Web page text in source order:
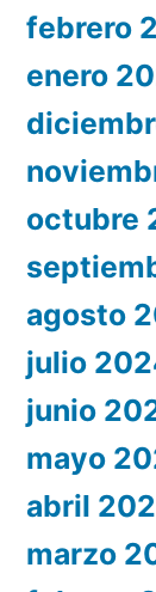
febrero
enero
octubre
agosto
julio
junio
mayo
abril
marzo